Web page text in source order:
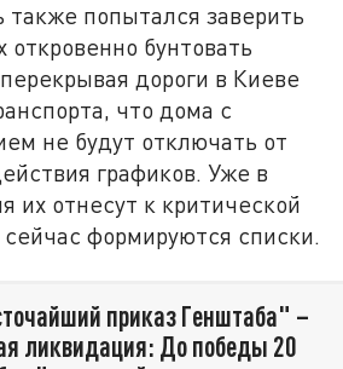
попытался заверить
бунтовать
дороги в Киеве
что дома с
не будут отключать от
графиков. Уже в
их отнесут к критической
формируются списки.
приказ Генштаба" –
ликвидация: До победы 20